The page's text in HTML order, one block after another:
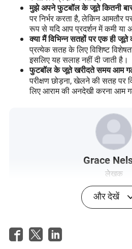
मुझे अपने फुटबॉल के जूते कितनी
पर निर्भर करता है, लेकिन आमतौर
रूप से यदि आप प्रदर्शन में कमी या
क्या मैं विभिन्न सतहों पर एक ही
प्रत्येक सतह के लिए विशिष्ट
इसलिए यह सलाह नहीं दी जाती है।
फुटबॉल के जूते खरीदते समय आम
परीक्षण छोड़ना, खेलने की सतह पर
लिए आराम की अनदेखी करना आम
Grace
लेखक
ग्रेस नेल्सन परिधान सहायक उपकरण
हैं। इस क्षेत्र में लॉजिस्टिक्स चुनौतियों
से संबंधित जटिल मुद्दों की खोज और
है। उनके अंतर्दृष्टि ने उन्हें उद्योग में एक
और देखें